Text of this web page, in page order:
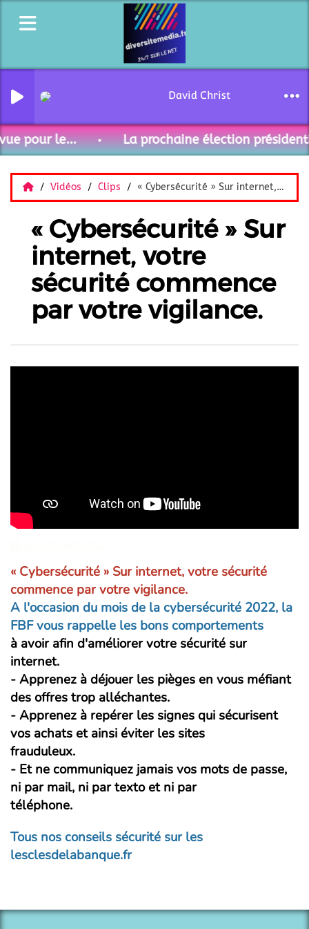
David Christoffel - Curieux
pour le... La prochaine élection
Vidéos Clips « Cybersécurité » Sur internet, votre sécurité commence par votre vigilance.
« Cybersécurité » Sur
internet, votre
sécurité commence
par votre vigilance.
« Cybersécurité » Sur internet, votre sécurité
commence par votre vigilance.
A l'occasion du mois de la cybersécurité 2022, la
FBF vous rappelle les bons comportements
à avoir afin d'améliorer votre sécurité sur
internet.
- Apprenez à déjouer les pièges en vous méfiant
des offres trop alléchantes.
- Apprenez à repérer les signes qui sécurisent
vos achats et ainsi éviter les sites
frauduleux.
- Et ne communiquez jamais vos mots de passe,
ni par mail, ni par texto et ni par
téléphone.
Tous nos conseils sécurité sur les
lesclesdelabanque.fr